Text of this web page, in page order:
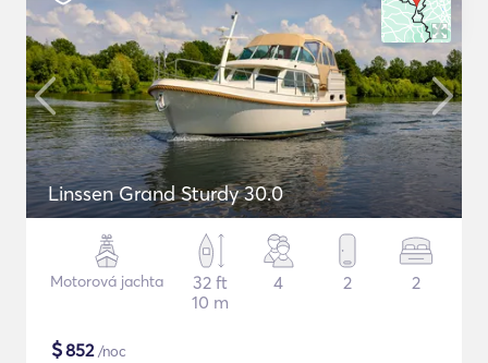
Linssen Grand Sturdy 30.0
Motorová jachta
32 ft
10 m
4 2 2
$852/noc